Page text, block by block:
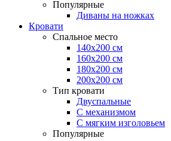
Популярные
Диваны на ножках
Кровати
Спальное место
140х200 см
160х200 см
180х200 см
200х200 см
Тип кровати
Двуспальные
С механизмом
С мягким изголовьем
Популярные